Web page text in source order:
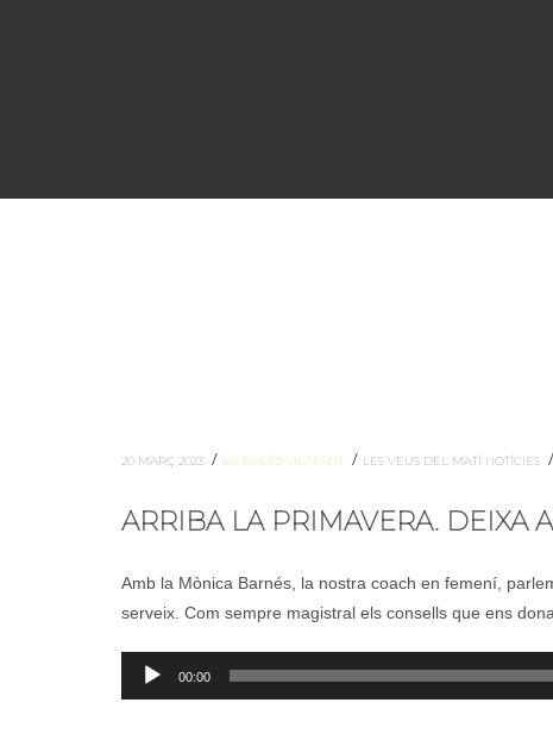
20 MARÇ 2023 / BY RADIO VILAFANT / LES VEUS DEL MATÍ NOTÍCIES /
ARRIBA LA PRIMAVERA. DEIXA
Amb la Mònica Barnés, la nostra coach en femení,
serveix. Com sempre magistral els consells que ens dona.
Reproductor
d'àudio
00:00